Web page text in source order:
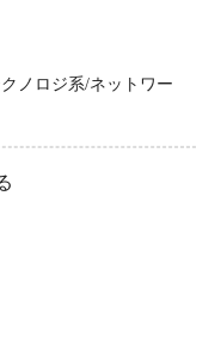
ノロジ系/ネットワー